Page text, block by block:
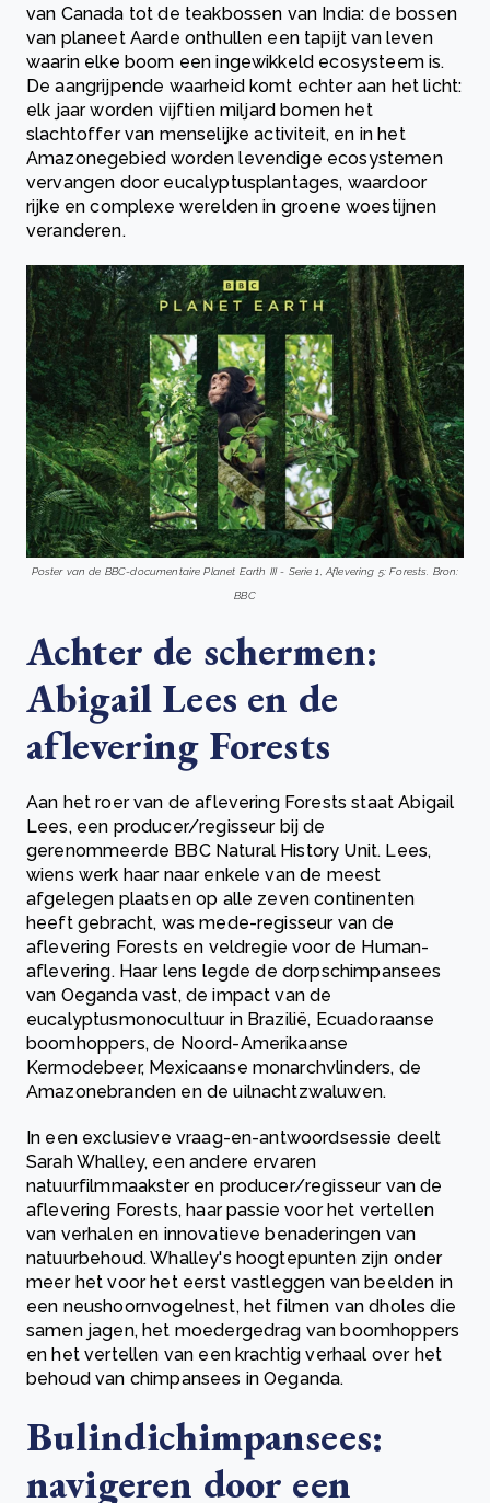
van Canada tot de teakbossen van India: de bossen
van planeet Aarde onthullen een tapijt van leven
waarin elke boom een ingewikkeld ecosysteem is.
De aangrijpende waarheid komt echter aan het licht:
elk jaar worden vijftien miljard bomen het
slachtoffer van menselijke activiteit, en in het
Amazonegebied worden levendige ecosystemen
vervangen door eucalyptusplantages, waardoor
rijke en complexe werelden in groene woestijnen
veranderen.
Poster van de BBC-documentaire Planet Earth III - Serie 1, Aflevering 5: Forests. Bron:
BBC
Achter de schermen:
Abigail Lees en de
aflevering Forests
Aan het roer van de aflevering Forests staat Abigail
Lees, een producer/regisseur bij de
gerenommeerde BBC Natural History Unit. Lees,
wiens werk haar naar enkele van de meest
afgelegen plaatsen op alle zeven continenten
heeft gebracht, was mede-regisseur van de
aflevering Forests en veldregie voor de Human-
aflevering. Haar lens legde de dorpschimpansees
van Oeganda vast, de impact van de
eucalyptusmonocultuur in Brazilië, Ecuadoraanse
boomhoppers, de Noord-Amerikaanse
Kermodebeer, Mexicaanse monarchvlinders, de
Amazonebranden en de uilnachtzwaluwen.
In een exclusieve vraag-en-antwoordsessie deelt
Sarah Whalley, een andere ervaren
natuurfilmmaakster en producer/regisseur van de
aflevering Forests, haar passie voor het vertellen
van verhalen en innovatieve benaderingen van
natuurbehoud. Whalley's hoogtepunten zijn onder
meer het voor het eerst vastleggen van beelden in
een neushoornvogelnest, het filmen van dholes die
samen jagen, het moedergedrag van boomhoppers
en het vertellen van een krachtig verhaal over het
behoud van chimpansees in Oeganda.
Bulindichimpansees:
navigeren door een